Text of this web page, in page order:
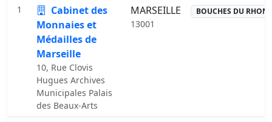
1
Cabinet des
Monnaies et
Médailles de
Marseille
10, Rue Clovis
Hugues Archives
Municipales Palais
des Beaux-Arts
MARSEILLE
13001
BOUCHES DU RHONE